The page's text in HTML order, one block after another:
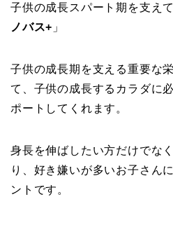
子供の成長スパート期を支え
ノバス+ 」
子供の成長期を支える重要な
て、子供の成長するカラダに
ポートしてくれます。
身長を伸ばしたい方だけでな
り、好き嫌いが多いお子さん
ントです。